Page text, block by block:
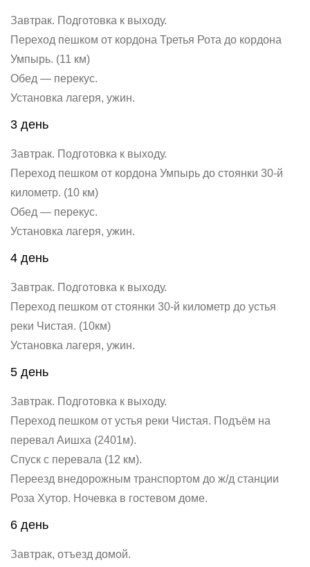
Завтрак. Подготовка к выходу.
Переход пешком от кордона Третья Рота до кордона
Умпырь. (11 км)
Обед — перекус.
Установка лагеря, ужин.
3 день
Завтрак. Подготовка к выходу.
Переход пешком от кордона Умпырь до стоянки 30-й
километр. (10 км)
Обед — перекус.
Установка лагеря, ужин.
4 день
Завтрак. Подготовка к выходу.
Переход пешком от стоянки 30-й километр до устья
реки Чистая. (10км)
Установка лагеря, ужин.
5 день
Завтрак. Подготовка к выходу.
Переход пешком от устья реки Чистая. Подъём на
перевал Аишха (2401м).
Спуск с перевала (12 км).
Переезд внедорожным транспортом до ж/д станции
Роза Хутор. Ночевка в гостевом доме.
6 день
Завтрак, отъезд домой.